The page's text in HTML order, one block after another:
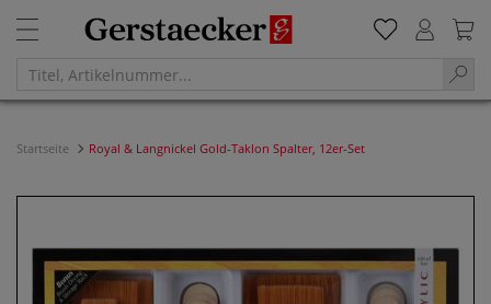
Startseite Royal & Langnickel Gold-Taklon Spalter, 12er-Set